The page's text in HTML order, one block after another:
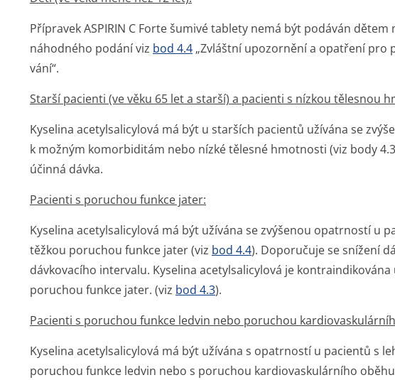
Přípravek ASPIRIN C Forte šumivé tablety nemá být podáván
náhodného podání viz bod 4.4 „Zvláštní upozornění a opatření pro
vání“.
Starší pacienti (ve věku 65 let a starší) a pacienti s nízkou tělesnou
Kyselina acetylsalicylová má být u starších pacientů užívána se
k možným komorbiditám nebo nízké tělesné hmotnosti (viz body
účinná dávka.
Pacienti s poruchou funkce jater:
Kyselina acetylsalicylová má být užívána se zvýšenou opatrností u
těžkou poruchou funkce jater (viz bod 4.4). Doporučuje se snížení
dávkovacího intervalu. Kyselina acetylsalicylová je
poruchou funkce jater. (viz bod 4.3).
Pacienti s poruchou funkce ledvin nebo poruchou
Kyselina acetylsalicylová má být užívána s opatrností u pacientů s
poruchou funkce ledvin nebo s poruchou kardiovaskulárního